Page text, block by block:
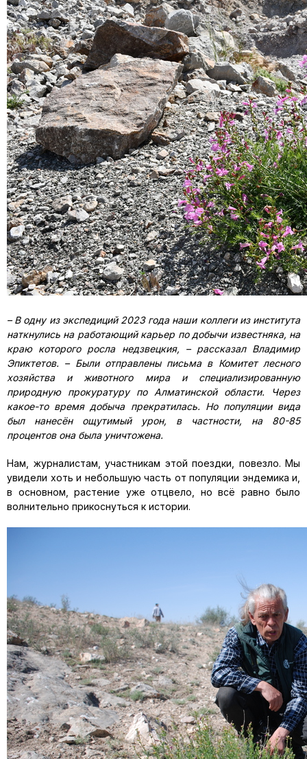
– В одну из экспедиций 2023 года наши коллеги из института
наткнулись на работающий карьер по добычи известняка, на
краю которого росла недзвецкия, – рассказал Владимир
Эпиктетов. – Были отправлены письма в Комитет лесного
хозяйства и животного мира и специализированную
природную прокуратуру по Алматинской области. Через
какое-то время добыча прекратилась. Но популяции вида
был нанесён ощутимый урон, в частности, на 80-85
процентов она была уничтожена.
Нам, журналистам, участникам этой поездки, повезло. Мы
увидели хоть и небольшую часть от популяции эндемика и,
в основном, растение уже отцвело, но всё равно было
волнительно прикоснуться к истории.